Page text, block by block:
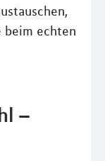
beim echten
–